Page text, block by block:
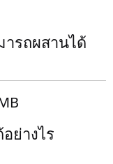
รถผสานได้
ย่างไร